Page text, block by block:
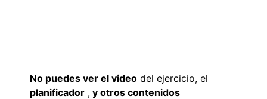
No puedes ver el video del ejercicio, el
planificador , y otros contenidos